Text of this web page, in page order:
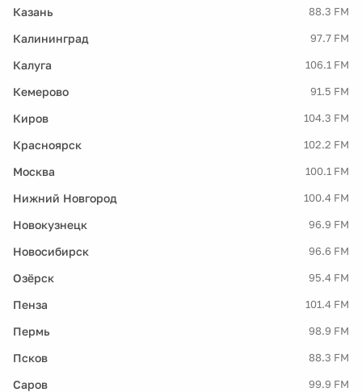
Казань 88.3 FM
Калининград 97.7 FM
Калуга 106.1 FM
Кемерово 91.5 FM
Киров 104.3 FM
Красноярск 102.2 FM
Москва 100.1 FM
Нижний Новгород 100.4 FM
Новокузнецк 96.9 FM
Новосибирск 96.6 FM
Озёрск 95.4 FM
Пенза 101.4 FM
Пермь 98.9 FM
Псков 88.3 FM
Саров 99.9 FM